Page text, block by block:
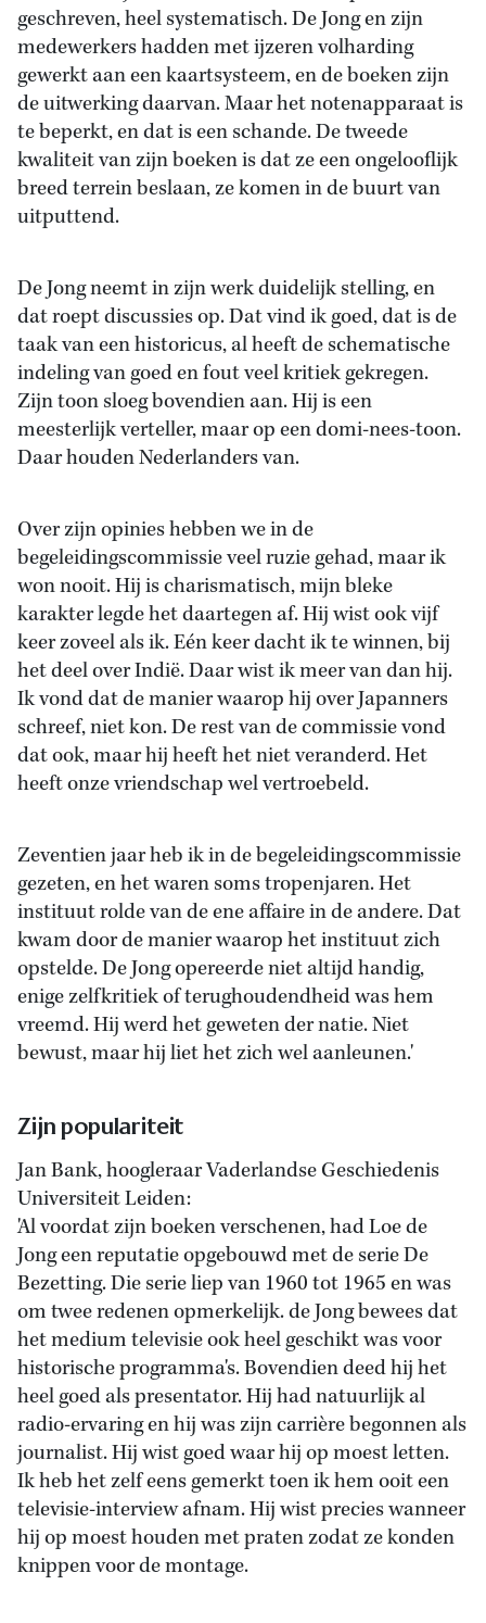
geschreven, heel systematisch. De Jong en zijn
medewerkers hadden met ijzeren volharding
gewerkt aan een kaartsysteem, en de boeken zijn
de uitwerking daarvan. Maar het notenapparaat is
te beperkt, en dat is een schande. De tweede
kwaliteit van zijn boeken is dat ze een ongelooflijk
breed terrein beslaan, ze komen in de buurt van
uitputtend.
De Jong neemt in zijn werk duidelijk stelling, en
dat roept discussies op. Dat vind ik goed, dat is de
taak van een historicus, al heeft de schematische
indeling van goed en fout veel kritiek gekregen.
Zijn toon sloeg bovendien aan. Hij is een
meesterlijk verteller, maar op een domi-nees-toon.
Daar houden Nederlanders van.
Over zijn opinies hebben we in de
begeleidingscommissie veel ruzie gehad, maar ik
won nooit. Hij is charismatisch, mijn bleke
karakter legde het daartegen af. Hij wist ook vijf
keer zoveel als ik. Eén keer dacht ik te winnen, bij
het deel over Indië. Daar wist ik meer van dan hij.
Ik vond dat de manier waarop hij over Japanners
schreef, niet kon. De rest van de commissie vond
dat ook, maar hij heeft het niet veranderd. Het
heeft onze vriendschap wel vertroebeld.
Zeventien jaar heb ik in de begeleidingscommissie
gezeten, en het waren soms tropenjaren. Het
instituut rolde van de ene affaire in de andere. Dat
kwam door de manier waarop het instituut zich
opstelde. De Jong opereerde niet altijd handig,
enige zelfkritiek of terughoudendheid was hem
vreemd. Hij werd het geweten der natie. Niet
bewust, maar hij liet het zich wel aanleunen.'
Zijn populariteit
Jan Bank, hoogleraar Vaderlandse Geschiedenis
Universiteit Leiden:
'Al voordat zijn boeken verschenen, had Loe de
Jong een reputatie opgebouwd met de serie De
Bezetting. Die serie liep van 1960 tot 1965 en was
om twee redenen opmerkelijk. de Jong bewees dat
het medium televisie ook heel geschikt was voor
historische programma's. Bovendien deed hij het
heel goed als presentator. Hij had natuurlijk al
radio-ervaring en hij was zijn carrière begonnen als
journalist. Hij wist goed waar hij op moest letten.
Ik heb het zelf eens gemerkt toen ik hem ooit een
televisie-interview afnam. Hij wist precies wanneer
hij op moest houden met praten zodat ze konden
knippen voor de montage.